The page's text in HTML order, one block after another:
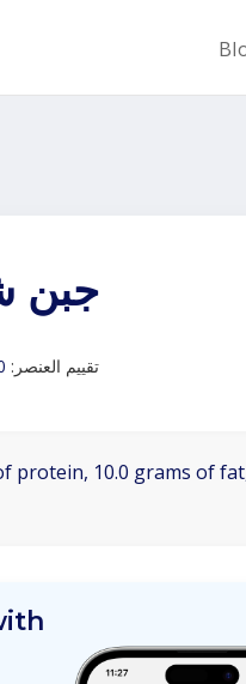
جبن
تقييم العنصر:
protein, 10.0 grams of